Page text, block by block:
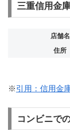
三重信用金
店舗名
住所
※引用：信用金
コンビニで